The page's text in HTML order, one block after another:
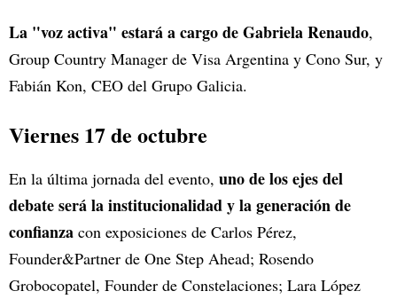
La "voz activa" estará a cargo de Gabriela Renaudo,
Group Country Manager de Visa Argentina y Cono Sur, y
Fabián Kon, CEO del Grupo Galicia.
Viernes 17 de octubre
En la última jornada del evento, uno de los ejes del
debate será la institucionalidad y la generación de
confianza con exposiciones de Carlos Pérez,
Founder&Partner de One Step Ahead; Rosendo
Grobocopatel, Founder de Constelaciones; Lara López